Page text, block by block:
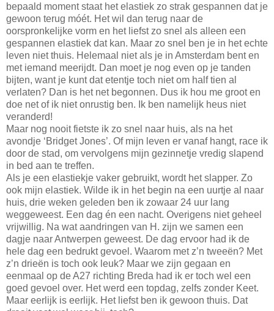
bepaald moment staat het elastiek zo strak gespannen dat je
gewoon terug móét. Het wil dan terug naar de
oorspronkelijke vorm en het liefst zo snel als alleen een
gespannen elastiek dat kan. Maar zo snel ben je in het echte
leven niet thuis. Helemaal niet als je in Amsterdam bent en
met iemand meerijdt. Dan moet je nog even op je tanden
bijten, want je kunt dat etentje toch niet om half tien al
verlaten? Dan is het net begonnen. Dus ik hou me groot en
doe net of ik niet onrustig ben. Ik ben namelijk heus niet
veranderd!
Maar nog nooit fietste ik zo snel naar huis, als na het
avondje ‘Bridget Jones’. Of mijn leven er vanaf hangt, race ik
door de stad, om vervolgens mijn gezinnetje vredig slapend
in bed aan te treffen.
Als je een elastiekje vaker gebruikt, wordt het slapper. Zo
ook mijn elastiek. Wilde ik in het begin na een uurtje al naar
huis, drie weken geleden ben ik zowaar 24 uur lang
weggeweest. Een dag én een nacht. Overigens niet geheel
vrijwillig. Na wat aandringen van H. zijn we samen een
dagje naar Antwerpen geweest. De dag ervoor had ik de
hele dag een bedrukt gevoel. Waarom met z’n tweeën? Met
z’n drieën is toch ook leuk? Maar we zijn gegaan en
eenmaal op de A27 richting Breda had ik er toch wel een
goed gevoel over. Het werd een topdag, zelfs zonder Keet.
Maar eerlijk is eerlijk. Het liefst ben ik gewoon thuis. Dat